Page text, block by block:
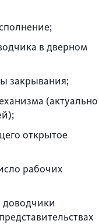
в дверном
закрывания;
(актуально
открытое
рабочих
доводчики